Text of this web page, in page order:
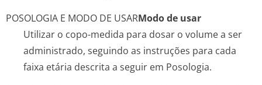
POSOLOGIA E MODO DE USARModo de usar
Utilizar o copo-medida para dosar o volume a ser
administrado, seguindo as instruções para cada
faixa etária descrita a seguir em Posologia.